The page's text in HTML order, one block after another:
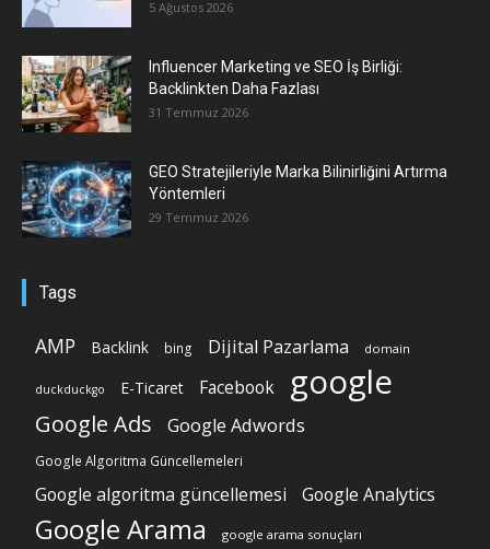
5 Ağustos 2026
Influencer Marketing ve SEO İş Birliği:
Backlinkten Daha Fazlası
31 Temmuz 2026
GEO Stratejileriyle Marka Bilinirliğini Artırma
Yöntemleri
29 Temmuz 2026
Tags
AMP Backlink bing Dijital Pazarlama domain
duckduckgo E-Ticaret Facebook google
Google Ads Google Adwords
Google Algoritma Güncellemeleri
Google algoritma güncellemesi Google Analytics
Google Arama google arama sonuçları